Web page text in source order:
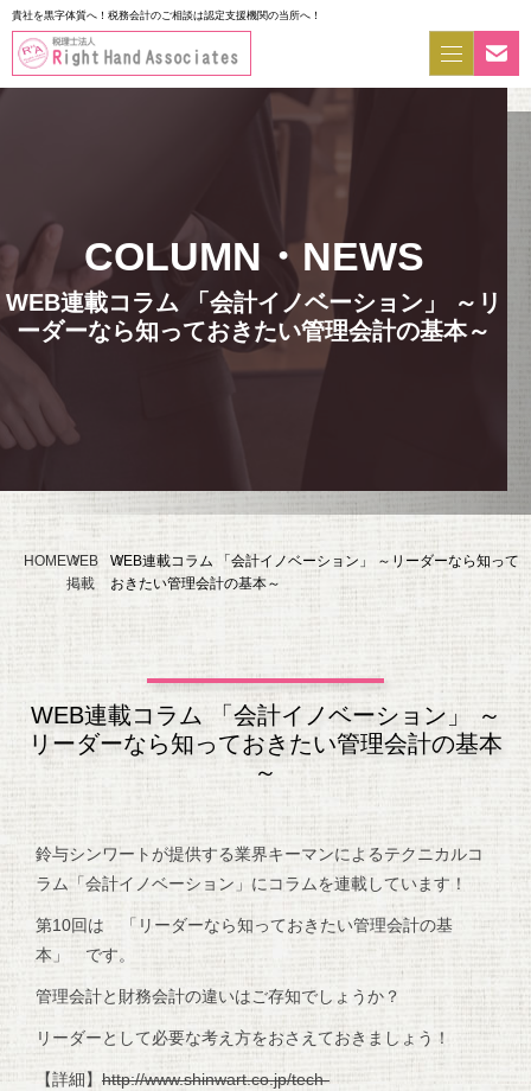
貴社を黒字体質へ！税務会計のご相談は認定支援機関の当所へ！
WEB連載コラム 「会計イノベーション」 ～リ
ーダーなら知っておきたい管理会計の基本～
HOMEWEB
掲載
WEB連載コラム 「会計イノベーション」 ～リーダーなら知って
おきたい管理会計の基本～
WEB連載コラム 「会計イノベーション」 ～
リーダーなら知っておきたい管理会計の基本
～
鈴与シンワートが提供する業界キーマンによるテクニカルコ
ラム「会計イノベーション」にコラムを連載しています！
第10回は 「リーダーなら知っておきたい管理会計の基
本」 です。
管理会計と財務会計の違いはご存知でしょうか？
リーダーとして必要な考え方をおさえておきましょう！
【詳細】 http://www.shinwart.co.jp/tech-